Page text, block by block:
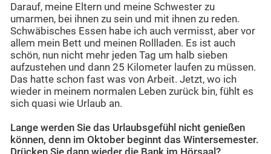
Darauf, meine Eltern und meine Schwester zu
umarmen, bei ihnen zu sein und mit ihnen zu reden.
Schwäbisches Essen habe ich auch vermisst, aber vor
allem mein Bett und meinen Rollladen. Es ist auch
schön, nun nicht mehr jeden Tag um halb sieben
aufzustehen und dann 25 Kilometer laufen zu müssen.
Das hatte schon fast was von Arbeit. Jetzt, wo ich
wieder in meinem normalen Leben zurück bin, fühlt es
sich quasi wie Urlaub an.
Lange werden Sie das Urlaubsgefühl nicht genießen
können, denn im Oktober beginnt das Wintersemester.